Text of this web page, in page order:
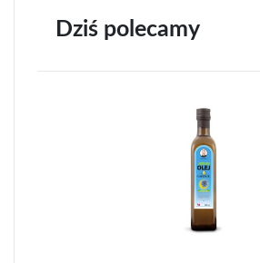
Dziś polecamy